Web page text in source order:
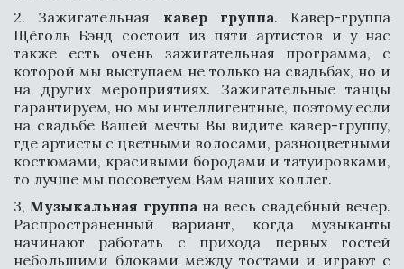
2. Зажигательная кавер группа. Кавер-группа
Щёголь Бэнд состоит из пяти артистов и у нас
также есть очень зажигательная программа, с
которой мы выступаем не только на свадьбах, но и
на других мероприятиях. Зажигательные танцы
гарантируем, но мы интеллигентные, поэтому если
на свадьбе Вашей мечты Вы видите кавер-группу,
где артисты с цветными волосами, разноцветными
костюмами, красивыми бородами и татуировками,
то лучше мы посоветуем Вам наших коллег.
3, Музыкальная группа на весь свадебный вечер.
Распространенный вариант, когда музыканты
начинают работать с прихода первых гостей
небольшими блоками между тостами и играют с